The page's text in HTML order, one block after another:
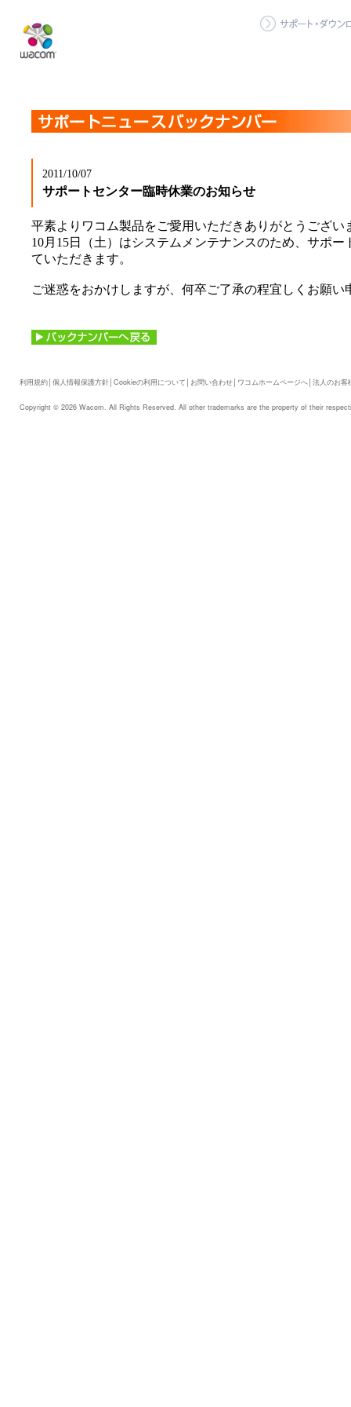
2011/10/07
サポートセンター臨時休業のお知らせ
平素よりワコム製品をご愛用いただきありがとうござい
10月15日（土）はシステムメンテナンスのため、サポ
ていただきます。
ご迷惑をおかけしますが、何卒ご了承の程宜しくお願い
利用規約│ 個人情報保護方針│ Cookieの利用について │ お問い合わせ│ ワコムホームページへ│ 法人のお客
Copyright © 2026 Wacom. All Rights Reserved. All other trademarks are the property of their